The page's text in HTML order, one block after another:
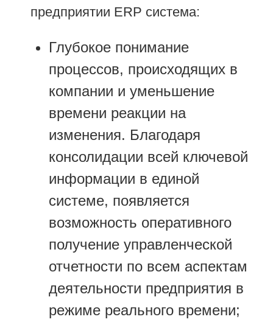
предприятии ERP система:
Глубокое понимание
процессов, происходящих в
компании и уменьшение
времени реакции на
изменения. Благодаря
консолидации всей ключевой
информации в единой
системе, появляется
возможность оперативного
получение управленческой
отчетности по всем аспектам
деятельности предприятия в
режиме реального времени;